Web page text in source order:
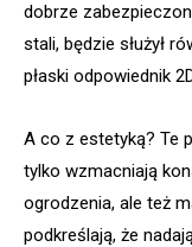
dobrze
stali, będzie służył
płaski odpowiednik
A co z estetyką? Te
tylko wzmacniają
ogrodzenia, ale też
podkreślają, że